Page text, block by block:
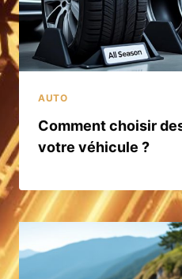
AUTO
Comment choisir
votre véhicule ?